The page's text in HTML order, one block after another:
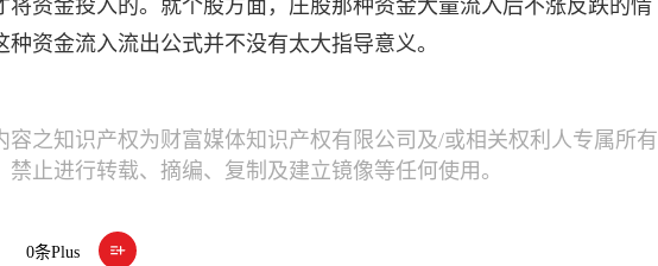
将资金投入的。就个股方面，庄股那种资金大量流入后不涨反跌的情
资金流入流出公式并不没有太大指导意义。
容之知识产权为财富媒体知识产权有限公司及/或相关权利人专属所有
止进行转载、摘编、复制及建立镜像等任何使用。
0条Plus